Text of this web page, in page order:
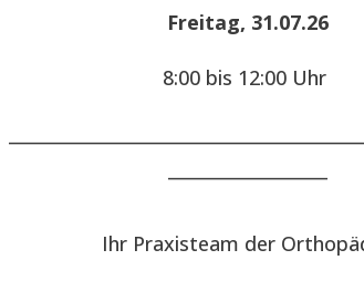
Freitag, 31.07.26
8:00 bis 12:00 Uhr
Ihr Praxisteam der